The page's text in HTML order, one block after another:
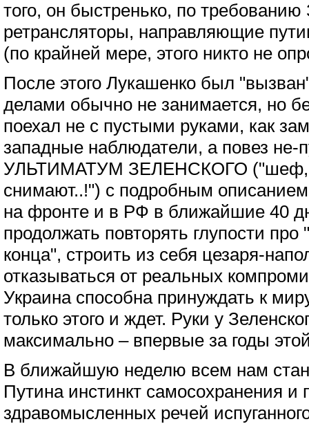
того, он быстренько, по требованию
ретрансляторы, направляющие
(по крайней мере, этого никто не
После этого Лукашенко был
делами обычно не занимается, но
поехал не с пустыми руками, как
западные наблюдатели, а повез не-
УЛЬТИМАТУМ ЗЕЛЕНСКОГО ("шеф,
снимают..!") с подробным
на фронте и в РФ в ближайшие 40
продолжать повторять глупости про
конца", строить из себя цезаря-
отказываться от реальных
Украина способна принуждать к
только этого и ждет. Руки у
максимально – впервые за годы
В ближайшую неделю всем нам
Путина инстинкт самосохранения и
здравомысленных речей